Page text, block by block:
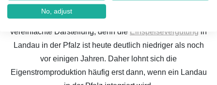
die Möglichkeit, überschüssigen Strom zu verkaufen und
damit Einnahmen zu erzielen. Allerdings ist dies eine
vereinfachte Darstellung, denn die Einspeisevergütung in
Landau in der Pfalz ist heute deutlich niedriger als noch
vor einigen Jahren. Daher lohnt sich die
Eigenstromproduktion häufig erst dann, wenn ein Landau
No, adjust